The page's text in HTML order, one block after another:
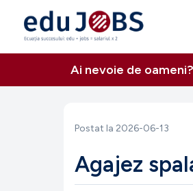
Ai nevoie de
Postat la 2026-06-13
Agajez